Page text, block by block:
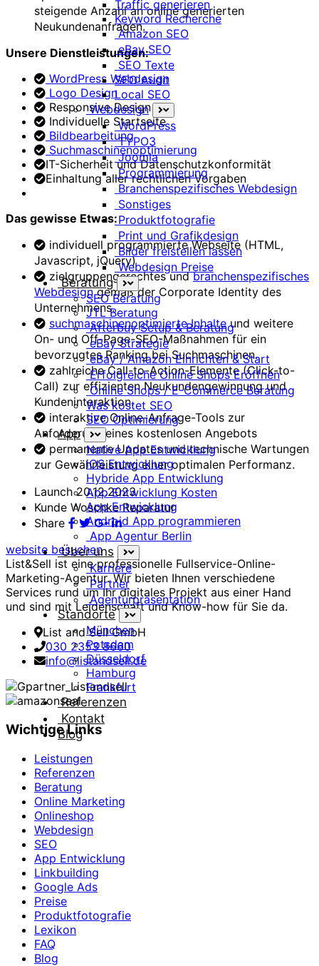
Traffic generieren
Keyword Recherche
Amazon SEO
eBay SEO
SEO Texte
SEO Audit
Local SEO
Webdesign
WordPress
TYPO3
Joomla
Programmierung
Branchenspezifisches Webdesign
Sonstiges
Produktfotografie
Print und Grafikdesign
Bilder freistellen lassen
Webdesign Preise
Beratung
SEO Beratung
JTL Beratung
Afterbuy Setup & Beratung
eBay Strategie
eBay / Amazon Einrichten & Start
Erfolgreiche Online Shops Eröffnen
Online Shops / E-Commerce Beratung
Was kostet SEO
SEO Optimierung
App
Native App Entwicklung
iOS Entwicklung
Hybride App Entwicklung
App Entwicklung Kosten
App Entwicklung
Android App programmieren
App Agentur Berlin
Über uns
Karriere
Partner
Agenturpräsentation
Standorte
München
Potsdam
Düsseldorf
Hamburg
Frankfurt
Referenzen
Kontakt
Blog
steigende Anzahl an online generierten
Neukundenanfragen.
Unsere Dienstleistungen:
WordPress Webdesign
Logo Design
Responsive Design
Individuelle Startseite
Bildbearbeitung
Suchmaschinenoptimierung
IT-Sicherheit und Datenschutzkonformität
Einhaltung aller rechtlichen Vorgaben
Das gewisse Etwas:
individuell programmierte Webseite (HTML,
Javascript, jQuery)
zielgruppengerechtes undbranchenspezifisches
Webdesigngemäß der Corporate Identity des
Unternehmens.
suchmaschinenoptimierte Inhalteund weitere
On- und Off-Page-SEO-Maßnahmen für ein
bevorzugtes Ranking bei Suchmaschinen.
zahlreiche Call-to-Action-Elemente (Click-to-
Call) zur effizienten Neukundengewinnung und
Kundeninteraktion.
interaktive Online-Anfrage-Tools zur
Anforderung eines kostenlosen Angebots
permanente Updates und technische Wartungen
zur Gewährleistung einer optimalen Performanz.
Launch20.12.2023
Kunde Woschke Reparatur
Share
website besuchen
List&Sell ist eine professionelle Fullservice-Online-
Marketing-Agentur. Wir bieten Ihnen verschiedene
Services rund um Ihr digitales Projekt aus einer Hand
und sind mit Leidenschaft und Know-how für Sie da.
List and Sell GmbH
030 2353 8660
info@listandsell.de
Wichtige Links
Leistungen
Referenzen
Beratung
Online Marketing
Onlineshop
Webdesign
SEO
App Entwicklung
Linkbuilding
Google Ads
Preise
Produktfotografie
Lexikon
FAQ
Blog